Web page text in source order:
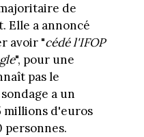
de
Elle a annoncé
avoir "cédé l'IFOP
", pour une
pas le
a un
millions d'euros
personnes.